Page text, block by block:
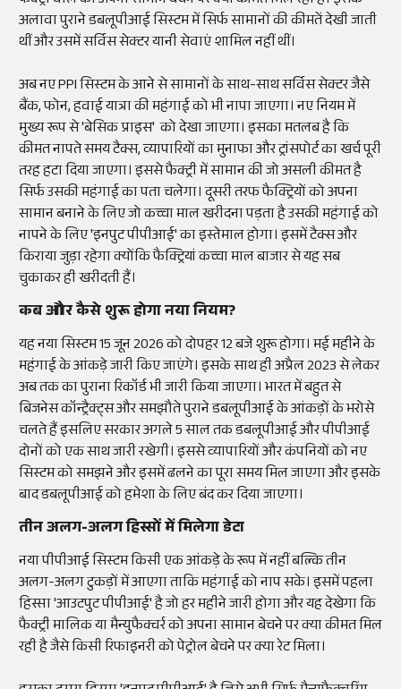
अलावा पुराने डबलूपीआई सिस्टम में सिर्फ सामानों की कीमतें देखी जाती
थीं और उसमें सर्विस सेक्टर यानी सेवाएं शामिल नहीं थीं।
अब नए PPI सिस्टम के आने से सामानों के साथ-साथ सर्विस सेक्टर जैसे
बैंक, फोन, हवाई यात्रा की महंगाई को भी नापा जाएगा। नए नियम में
मुख्य रूप से 'बेसिक प्राइस' को देखा जाएगा। इसका मतलब है कि
कीमत नापते समय टैक्स, व्यापारियों का मुनाफा और ट्रांसपोर्ट का खर्च पूरी
तरह हटा दिया जाएगा। इससे फैक्ट्री में सामान की जो असली कीमत है
सिर्फ उसकी महंगाई का पता चलेगा। दूसरी तरफ फैक्ट्रियों को अपना
सामान बनाने के लिए जो कच्चा माल खरीदना पड़ता है उसकी महंगाई को
नापने के लिए 'इनपुट पीपीआई' का इस्तेमाल होगा। इसमें टैक्स और
किराया जुड़ा रहेगा क्योंकि फैक्ट्रियां कच्चा माल बाजार से यह सब
चुकाकर ही खरीदती हैं।
कब और कैसे शुरू होगा नया नियम?
यह नया सिस्टम 15 जून 2026 को दोपहर 12 बजे शुरू होगा। मई महीने के
महंगाई के आंकड़े जारी किए जाएंगे। इसके साथ ही अप्रैल 2023 से लेकर
अब तक का पुराना रिकॉर्ड भी जारी किया जाएगा। भारत में बहुत से
बिजनेस कॉन्ट्रैक्ट्स और समझौते पुराने डबलूपीआई के आंकड़ों के भरोसे
चलते हैं इसलिए सरकार अगले 5 साल तक डबलूपीआई और पीपीआई
दोनों को एक साथ जारी रखेगी। इससे व्यापारियों और कंपनियों को नए
सिस्टम को समझने और इसमें ढलने का पूरा समय मिल जाएगा और इसके
बाद डबलूपीआई को हमेशा के लिए बंद कर दिया जाएगा।
तीन अलग-अलग हिस्सों में मिलेगा डेटा
नया पीपीआई सिस्टम किसी एक आंकड़े के रूप में नहीं बल्कि तीन
अलग-अलग टुकड़ों में आएगा ताकि महंगाई को नाप सके। इसमें पहला
हिस्सा 'आउटपुट पीपीआई' है जो हर महीने जारी होगा और यह देखेगा कि
फैक्ट्री मालिक या मैन्युफैक्चर्र को अपना सामान बेचने पर क्या कीमत मिल
रही है जैसे किसी रिफाइनरी को पेट्रोल बेचने पर क्या रेट मिला।